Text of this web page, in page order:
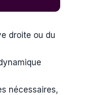
droite ou du
nécessaires,